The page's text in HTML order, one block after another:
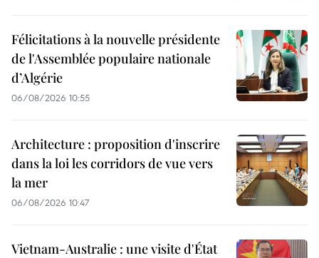
Félicitations à la nouvelle présidente
de l'Assemblée populaire nationale
d’Algérie
06/08/2026 10:55
Architecture : proposition d'inscrire
dans la loi les corridors de vue vers
la mer
06/08/2026 10:47
Vietnam-Australie : une visite d'État